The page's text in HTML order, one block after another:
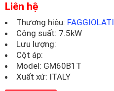
Liên hệ
Thương hiệu: FAGGIOLATI
Công suất: 7.5kW
Lưu lượng:
Cột áp:
Model: GM60B1T
Xuất xứ: ITALY